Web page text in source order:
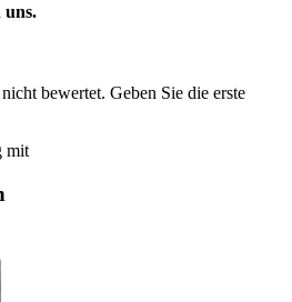
uns.
bewertet. Geben Sie die erste
mit